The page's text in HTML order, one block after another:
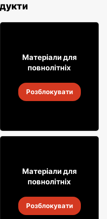
2999
Горілка Żołądkowa Gorzka
18 серп. 2026
Матеріали для
повнолітніх
Розблокувати
49
Алкогольні напої Soplica
18 серп. 2026
Матеріали для
повнолітніх
Розблокувати